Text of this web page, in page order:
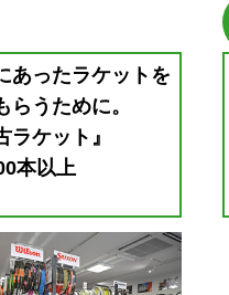
あったラケットを
らうために。
ラケット』
本以上